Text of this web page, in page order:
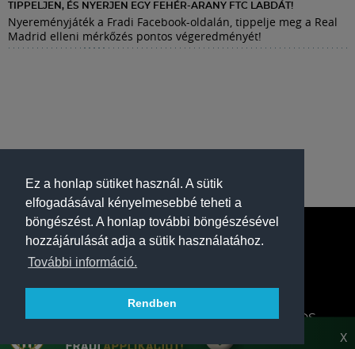
Ez a honlap sütiket használ. A sütik
elfogadásával kényelmesebbé teheti a
böngészést. A honlap további böngészésével
hozzájárulását adja a sütik használatához.
További információ.
Rendben
TIPPELJEN, ÉS NYERJEN EGY FEHÉR-ARANY FTC LABDÁT!
Nyereményjáték a Fradi Facebook-oldalán, tippelje meg a Real
Madrid elleni mérkőzés pontos végeredményét!
A FERENCVÁROSI TORNA CLUB HIVATALOS
X